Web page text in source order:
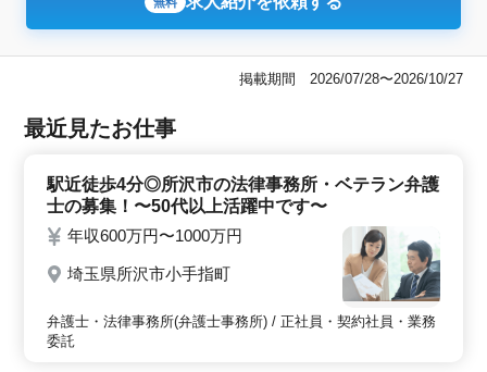
掲載期間 2026/07/28〜2026/10/27
最近見たお仕事
駅近徒歩4分◎所沢市の法律事務所・ベテラン弁護
士の募集！〜50代以上活躍中です〜
年収600万円〜1000万円
埼玉県所沢市小手指町
弁護士・法律事務所(弁護士事務所) / 正社員・契約社員・業務
委託